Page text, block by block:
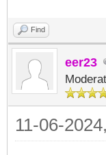
Find
eer23
11-06-